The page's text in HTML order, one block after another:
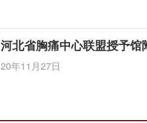
河北省胸痛中心联盟授予
20年11月27日